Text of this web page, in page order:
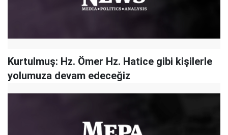
Kurtulmuş: Hz. Ömer Hz. Hatice gibi kişilerle
yolumuza devam edeceğiz